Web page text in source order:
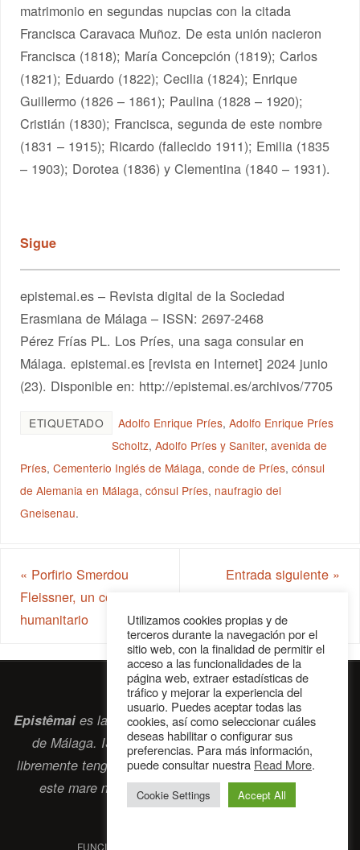
matrimonio en segundas nupcias con la citada
Francisca Caravaca Muñoz. De esta unión nacieron
Francisca (1818); María Concepción (1819); Carlos
(1821); Eduardo (1822); Cecilia (1824); Enrique
Guillermo (1826 – 1861); Paulina (1828 – 1920);
Cristián (1830); Francisca, segunda de este nombre
(1831 – 1915); Ricardo (fallecido 1911); Emilia (1835
– 1903); Dorotea (1836) y Clementina (1840 – 1931).
Sigue
epistemai.es – Revista digital de la Sociedad
Erasmiana de Málaga – ISSN: 2697-2468
Pérez Frías PL. Los Príes, una saga consular en
Málaga. epistemai.es [revista en Internet] 2024 junio
(23). Disponible en: http://epistemai.es/archivos/7705
ETIQUETADO Adolfo Enrique Príes,Adolfo Enrique Príes
Scholtz,Adolfo Príes y Saniter,avenida de
Príes,Cementerio Inglés de Málaga,conde de Príes,cónsul
de Alemania en Málaga,cónsul Príes, naufragio del
Gneisenau.
« Porfirio Smerdou
Fleissner, un cónsul
humanitario
Entrada siguiente »
Epistêmaies la revista digital de la Sociedad Erasmiana
de Málaga. ISSN 2697-2468. Bienvenidos cuantos
libremente tengan algo que intercambiar navegando por
este mare nostrumque es el océano erasmiano.
contacto@epistemai.es
FUNCIONA CON
Utilizamos cookies propias y de
terceros durante la navegación por el
sitio web, con la finalidad de permitir el
acceso a las funcionalidades de la
página web, extraer estadísticas de
tráfico y mejorar la experiencia del
usuario. Puedes aceptar todas las
cookies, así como seleccionar cuáles
deseas habilitar o configurar sus
preferencias. Para más información,
puede consultar nuestra Read More.
Cookie Settings Accept All